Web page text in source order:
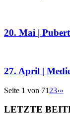
20. Mai |
27. April |
Seite 1 von 71 23›»
LETZTE